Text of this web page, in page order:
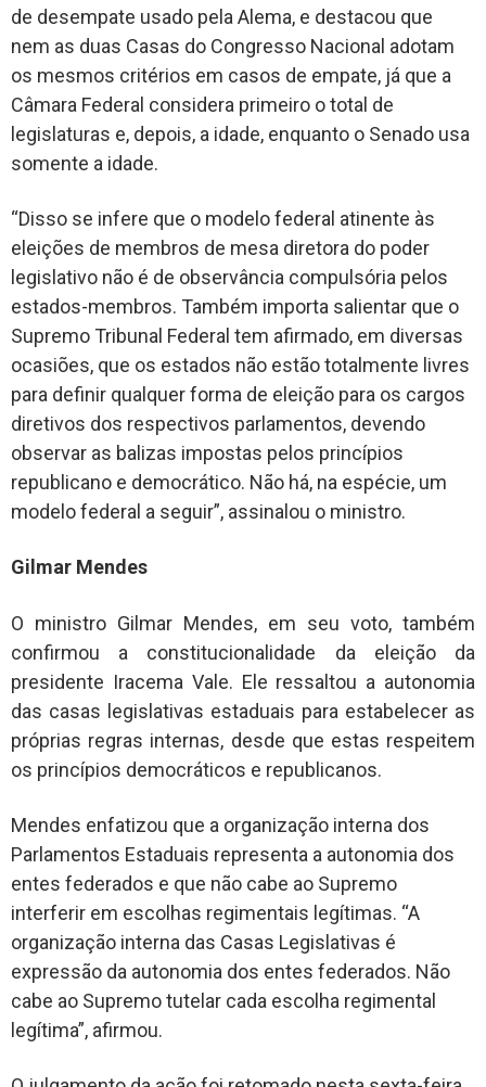
de desempate usado pela Alema, e destacou que
nem as duas Casas do Congresso Nacional adotam
os mesmos critérios em casos de empate, já que a
Câmara Federal considera primeiro o total de
legislaturas e, depois, a idade, enquanto o Senado usa
somente a idade.
“Disso se infere que o modelo federal atinente às
eleições de membros de mesa diretora do poder
legislativo não é de observância compulsória pelos
estados-membros. Também importa salientar que o
Supremo Tribunal Federal tem afirmado, em diversas
ocasiões, que os estados não estão totalmente livres
para definir qualquer forma de eleição para os cargos
diretivos dos respectivos parlamentos, devendo
observar as balizas impostas pelos princípios
republicano e democrático. Não há, na espécie, um
modelo federal a seguir”, assinalou o ministro.
Gilmar Mendes
O ministro Gilmar Mendes, em seu voto, também
confirmou a constitucionalidade da eleição da
presidente Iracema Vale. Ele ressaltou a autonomia
das casas legislativas estaduais para estabelecer as
próprias regras internas, desde que estas respeitem
os princípios democráticos e republicanos.
Mendes enfatizou que a organização interna dos
Parlamentos Estaduais representa a autonomia dos
entes federados e que não cabe ao Supremo
interferir em escolhas regimentais legítimas. “A
organização interna das Casas Legislativas é
expressão da autonomia dos entes federados. Não
cabe ao Supremo tutelar cada escolha regimental
legítima”, afirmou.